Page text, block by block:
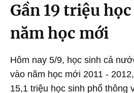
Gần 19 triệu
năm học mới
Hôm nay 5/9, học sinh cả
vào năm học mới 2011 -
15,1 triệu học sinh phổ thông